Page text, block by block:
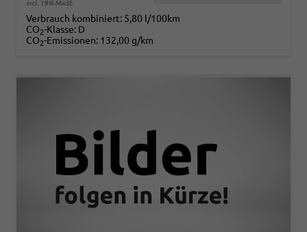
incl. 19% MwSt.
Verbrauch kombiniert: 5,80 l/100km
CO2-Klasse: D
CO2-Emissionen: 132,00 g/km